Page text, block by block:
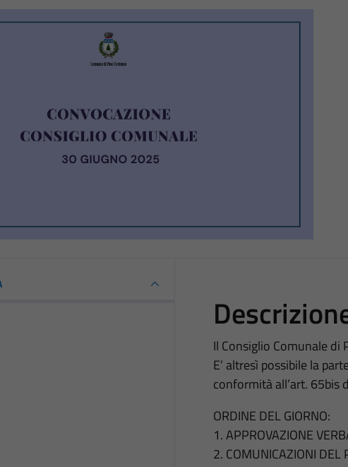
Il Consiglio Comunale
E’ altresì possibile la
conformità all’art. 65bis
ORDINE DEL GIORNO:
1. APPROVAZIONE
2. COMUNICAZIONI DEL